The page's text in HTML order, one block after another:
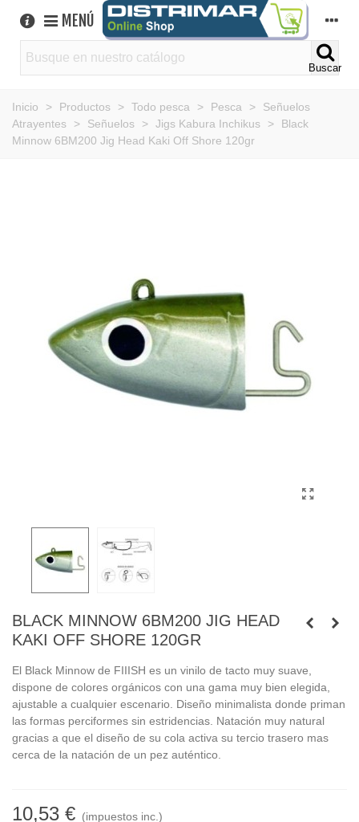
MENÚ
Buscar
Inicio > Productos > Todo pesca > Pesca >
Señuelos
Atrayentes
> Señuelos > Jigs Kabura Inchikus >
Black
Minnow 6BM200 Jig Head Kaki Off Shore 120gr
BLACK MINNOW 6BM200 JIG HEAD
KAKI OFF SHORE 120GR
El Black Minnow de FIIISH es un vinilo de tacto muy suave,
dispone de colores orgánicos con una gama muy bien elegida,
ajustable a cualquier escenario. Diseño minimalista donde priman
las formas perciformes sin estridencias. Natación muy natural
gracias a que el diseño de su cola activa su tercio trasero mas
cerca de la natación de un pez auténtico.
10,53 € (impuestos inc.)